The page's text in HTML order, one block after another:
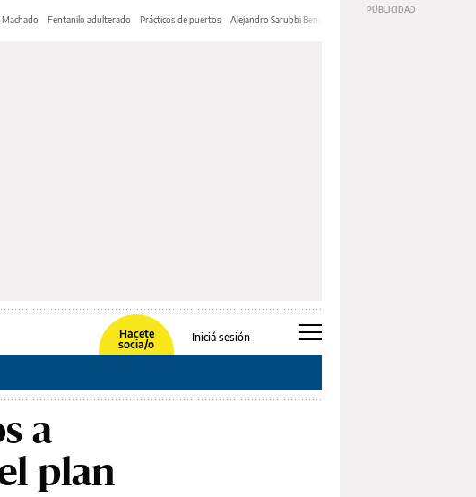
Fentanilo adulterado Prácticos de puertos Alejandro Sarubbi Benítez
Hacete
socia/o
Iniciá sesión
a
plan